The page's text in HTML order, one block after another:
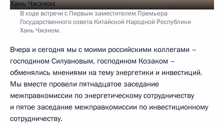
В ходе встречи с Первым заместителем Премьера
Государственного совета Китайской Народной Республики
Хань Чжэном.
Вчера и сегодня мы с моими российскими коллегами –
господином Силуановым, господином Козаком –
обменялись мнениями на тему энергетики и инвестиций.
Мы вместе провели пятнадцатое заседание
межправкомиссии по энергетическому сотрудничеству
и пятое заседание межправкомиссии по инвестиционному
сотрудничеству.